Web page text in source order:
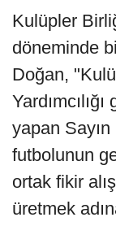
Kulüpler
döneminde
Doğan,
yapan
futbolunun
ortak fikir
üretmek